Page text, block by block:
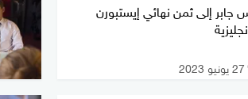
جابر إلى ثمن نهائي إيستبورن
27 يونيو 2023